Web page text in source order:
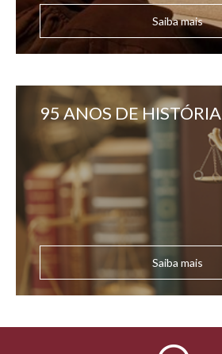
Saiba mais
95 ANOS DE HISTÓRIA
Saiba mais